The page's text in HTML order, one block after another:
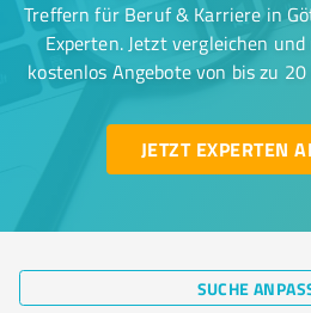
Treffern für Beruf & Karriere in
Experten. Jetzt vergleichen
kostenlos Angebote von bis zu
JETZT EXPERTEN
SUCHE